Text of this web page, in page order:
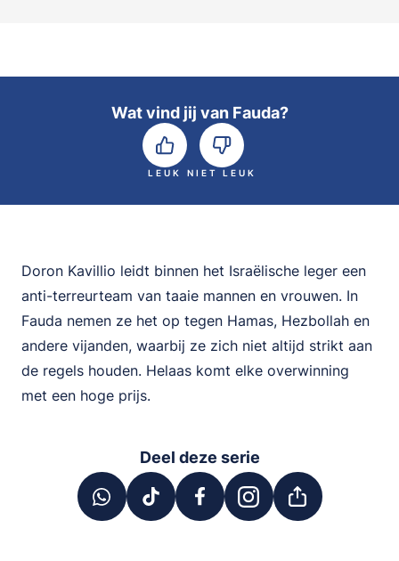
Wat vind jij van Fauda?
LEUK NIET LEUK
Doron Kavillio leidt binnen het Israëlische leger een
anti-terreurteam van taaie mannen en vrouwen. In
Fauda nemen ze het op tegen Hamas, Hezbollah en
andere vijanden, waarbij ze zich niet altijd strikt aan
de regels houden. Helaas komt elke overwinning
met een hoge prijs.
Deel deze serie